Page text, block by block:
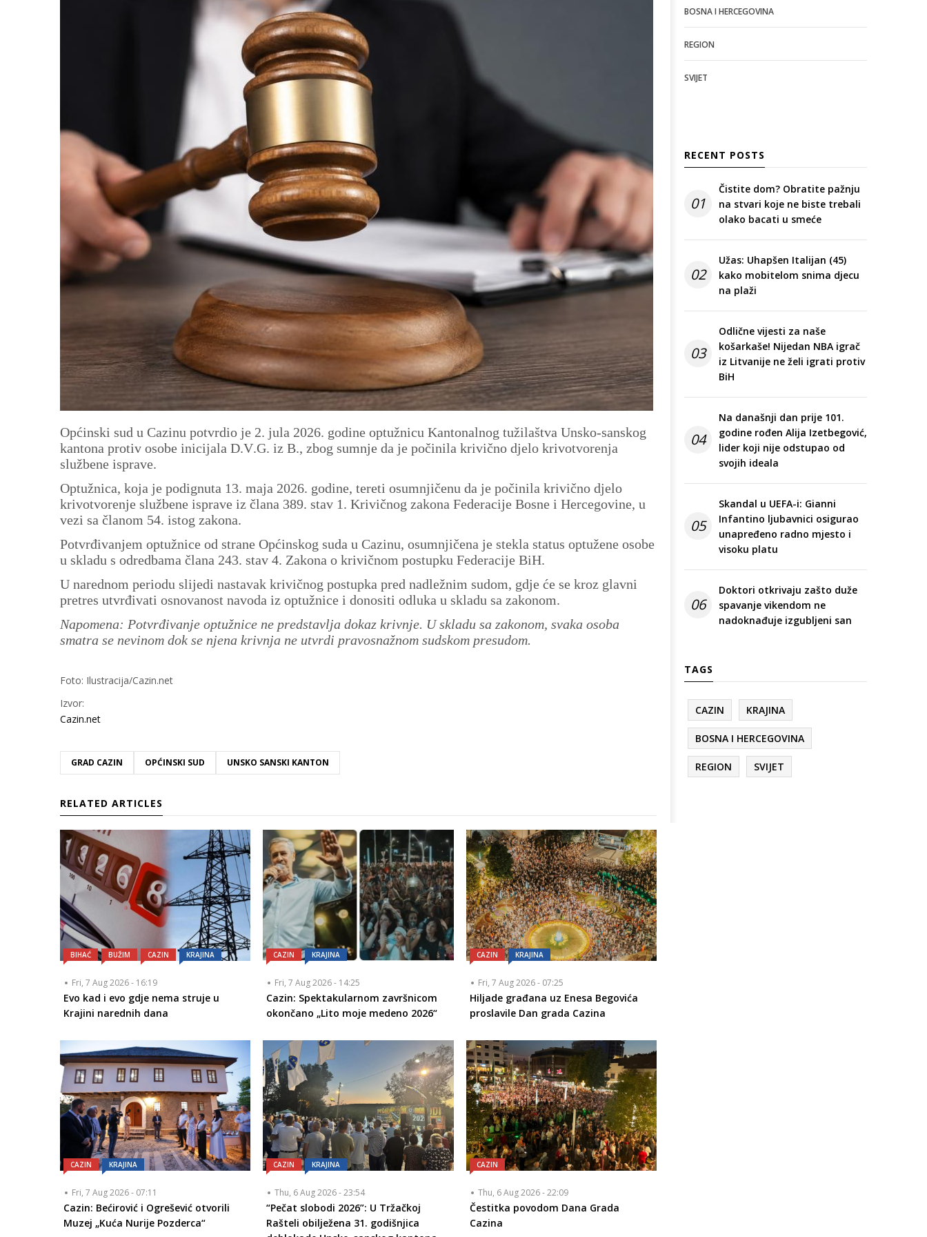
Općinski sud u Cazinu potvrdio je 2. jula 2026. godine optužnicu Kantonalnog tužilaštva Unsko-sanskog
kantona protiv osobe inicijala D.V.G. iz B., zbog sumnje da je počinila krivično djelo krivotvorenja
službene isprave.
Optužnica, koja je podignuta 13. maja 2026. godine, tereti osumnjičenu da je počinila krivično djelo
krivotvorenje službene isprave iz člana 389. stav 1. Krivičnog zakona Federacije Bosne i Hercegovine, u
vezi sa članom 54. istog zakona.
Potvrđivanjem optužnice od strane Općinskog suda u Cazinu, osumnjičena je stekla status optužene osobe
u skladu s odredbama člana 243. stav 4. Zakona o krivičnom postupku Federacije BiH.
U narednom periodu slijedi nastavak krivičnog postupka pred nadležnim sudom, gdje će se kroz glavni
pretres utvrđivati osnovanost navoda iz optužnice i donositi odluka u skladu sa zakonom.
Napomena: Potvrđivanje optužnice ne predstavlja dokaz krivnje. U skladu sa zakonom, svaka osoba
smatra se nevinom dok se njena krivnja ne utvrdi pravosnažnom sudskom presudom.
Foto: Ilustracija/Cazin.net
Izvor:
Cazin.net
GRAD CAZIN OPĆINSKI SUD UNSKO SANSKI KANTON
RELATED ARTICLES
BIHAĆ BUŽIM CAZIN KRAJINA
Fri, 7 Aug 2026 - 16:19
Evo kad i evo gdje nema struje u
Krajini narednih dana
CAZIN KRAJINA
Fri, 7 Aug 2026 - 14:25
Cazin: Spektakularnom završnicom
okončano „Lito moje medeno 2026“
CAZIN KRAJINA
Fri, 7 Aug 2026 - 07:25
Hiljade građana uz Enesa Begovića
proslavile Dan grada Cazina
CAZIN KRAJINA
Fri, 7 Aug 2026 - 07:11
Cazin: Bećirović i Ogrešević otvorili
Muzej „Kuća Nurije Pozderca“
CAZIN KRAJINA
Thu, 6 Aug 2026 - 23:54
“Pečat slobodi 2026”: U Tržačkoj
Rašteli obilježena 31. godišnjica
CAZIN
Thu, 6 Aug 2026 - 22:09
Čestitka povodom Dana Grada
Cazina
BOSNA I HERCEGOVINA
REGION
SVIJET
RECENT POSTS
01
Čistite dom? Obratite pažnju
na stvari koje ne biste trebali
olako bacati u smeće
02
Užas: Uhapšen Italijan (45)
kako mobitelom snima djecu
na plaži
03
Odlične vijesti za naše
košarkaše! Nijedan NBA igrač
iz Litvanije ne želi igrati protiv
BiH
04
Na današnji dan prije 101.
godine rođen Alija Izetbegović,
lider koji nije odstupao od
svojih ideala
05
Skandal u UEFA-i: Gianni
Infantino ljubavnici osigurao
unapređeno radno mjesto i
visoku platu
06
Doktori otkrivaju zašto duže
spavanje vikendom ne
nadoknađuje izgubljeni san
TAGS
CAZIN KRAJINA
BOSNA I HERCEGOVINA
REGION SVIJET